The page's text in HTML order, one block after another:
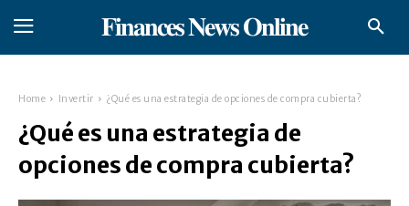
𝐅𝐢𝐧𝐚𝐧𝐜𝐞𝐬 𝐍𝐞𝐰𝐬 𝐎𝐧𝐥𝐢𝐧𝐞
Home Invertir ¿Qué es una estrategia de opciones de compra cubierta?
¿Qué es una estrategia de
opciones de compra cubierta?